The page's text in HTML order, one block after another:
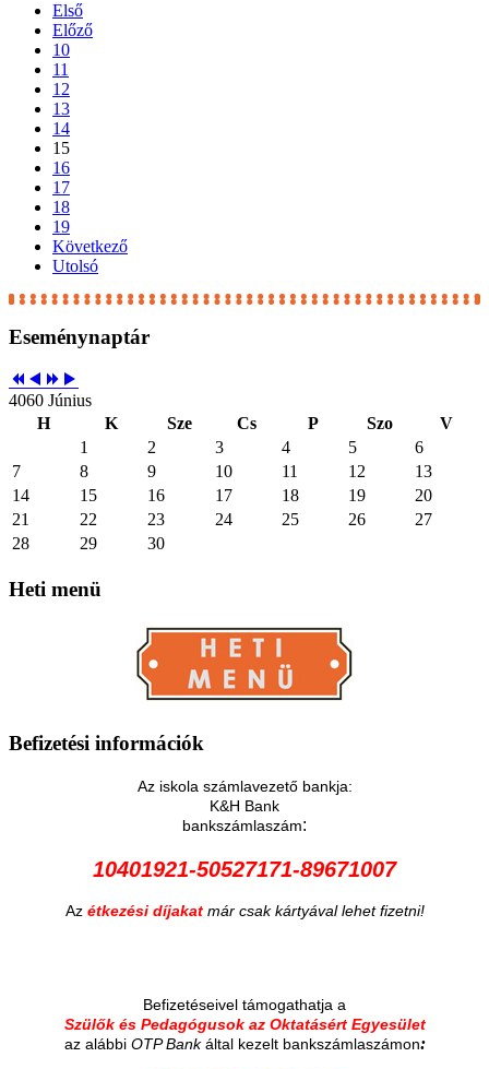
Első
Előző
10
11
12
13
14
15
16
17
18
19
Következő
Utolsó
Eseménynaptár
4060 Június
H
K Sze Cs P Szo
V
1
2 3 4 5
6
7
8 9 10 11 12
13
14
15 16 17 18 19
20
21
22 23 24 25 26
27
28
29 30
Heti menü
Befizetési információk
Az iskola számlavezető bankja:
K&H Bank
bankszámlaszám:
10401921-50527171-89671007
Az étkezési díjakat már csak kártyával lehet fizetni!
Befizetéseivel támogathatja a
Szülők és Pedagógusok az Oktatásért Egyesület
az alábbi OTP Bankáltal kezelt bankszámlaszámon: